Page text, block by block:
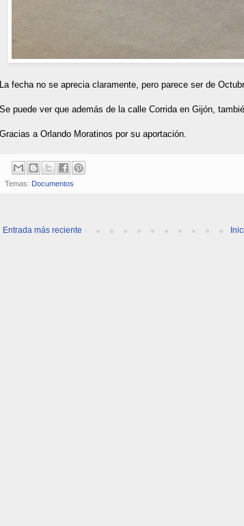
La fecha no se aprecia claramente, pero parece ser de
Se puede ver que además de la calle Corrida en Gijón,
Gracias a Orlando Moratinos por su aportación.
Temas: Documentos
Entrada más reciente